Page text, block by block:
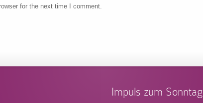
for the next time I comment.
Impuls zum Sonntag